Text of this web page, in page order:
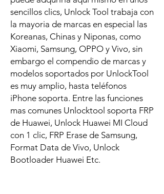
sencillos clics, Unlock Tool trabaja con
la mayoria de marcas en especial las
Koreanas, Chinas y Niponas, como
Xiaomi, Samsung, OPPO y Vivo, sin
embargo el compendio de marcas y
modelos soportados por UnlockTool
es muy amplio, hasta teléfonos
iPhone soporta. Entre las funciones
mas comunes Unlocktool soporta FRP
de Huawei, Unlock Huawei MI Cloud
con 1 clic, FRP Erase de Samsung,
Format Data de Vivo, Unlock
Bootloader Huawei Etc.